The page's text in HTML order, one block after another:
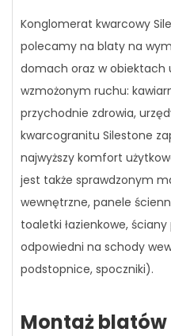
Konglomerat kwarcowy
polecamy na blaty na
domach oraz w obiektach
wzmożonym ruchu:
przychodnie zdrowia,
kwarcogranitu Silestone
najwyższy komfort
jest także sprawdzonym
wewnętrzne, panele
toaletki łazienkowe,
odpowiedni na schody
podstopnice, spoczniki).
Montaż blatów